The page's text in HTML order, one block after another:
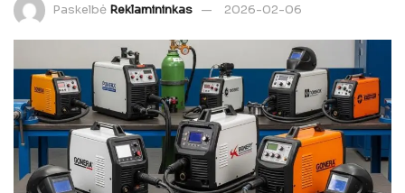
Paskelbė Reklamininkas 2026-02-06